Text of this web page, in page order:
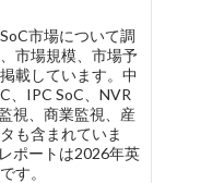
市場について調
市場規模、市場予
載しています。中
、IPC SoC、NVR
視、商業監視、産
も含まれていま
ポートは2026年英
す。